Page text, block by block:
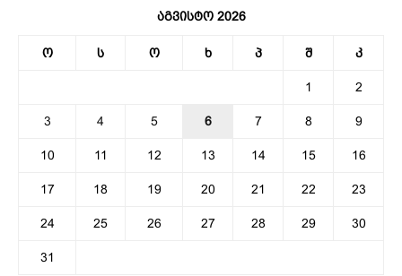
აგვისტო 2026
ო ს ო ხ პ შ კ
1 2
3 4 5 6 7 8 9
10 11 12 13 14 15 16
17 18 19 20 21 22 23
24 25 26 27 28 29 30
31